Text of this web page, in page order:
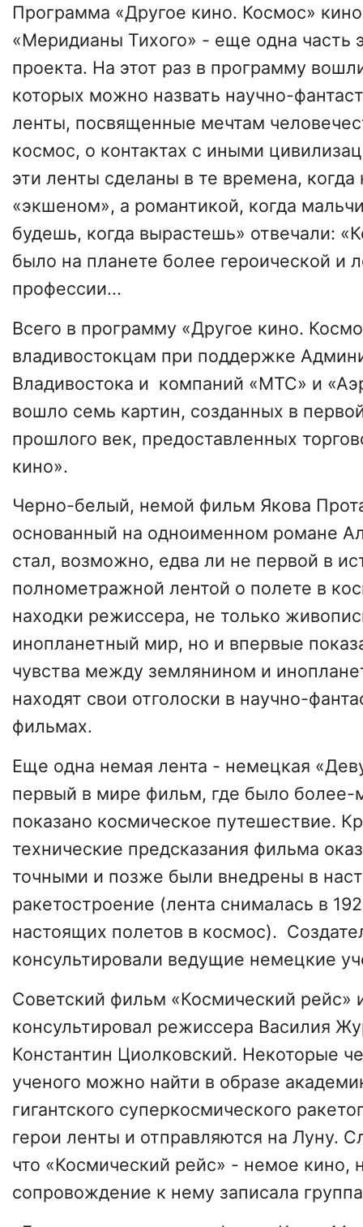
Программа «Другое кино. Космос»
«Меридианы Тихого» - еще одна часть
проекта. На этот раз в программу
которых можно назвать научно-
ленты, посвященные мечтам
космос, о контактах с иными
эти ленты сделаны в те времена,
«экшеном», а романтикой, когда
будешь, когда вырастешь» отвечали:
было на планете более героической и
профессии...
Всего в программу «Другое кино.
владивостокцам при поддержке
Владивостока и компаний «МТС» и
вошло семь картин, созданных в
прошлого век, предоставленных
кино».
Черно-белый, немой фильм Якова
основанный на одноименном романе
стал, возможно, едва ли не первой в
полнометражной лентой о полете в
находки режиссера, не только
инопланетный мир, но и впервые
чувства между землянином и
находят свои отголоски в научно-
фильмах.
Еще одна немая лента - немецкая
первый в мире фильм, где было более-
показано космическое путешествие.
технические предсказания фильма
точными и позже были внедрены в
ракетостроение (лента снималась в
настоящих полетов в космос).
консультировали ведущие немецкие
Советский фильм «Космический рейс»
консультировал режиссера Василия
Константин Циолковский. Некоторые
ученого можно найти в образе
гигантского суперкосмического
герои ленты и отправляются на Луну.
что «Космический рейс» - немое кино,
сопровождение к нему записала